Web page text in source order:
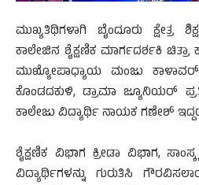
ಮುಖ್ಯತಿಥಿಗಳಾಗಿ ಬೈಂದೂರು ಕ್ಷೇತ್ರ
ಕಾಲೇಜಿನ ಶೈಕ್ಷಣಿಕ ಮಾರ್ಗದರ್ಶಕಿ
ಮುಖ್ಯೋಪಾಧ್ಯಾಯ ಮಂಜು
ಕೊಂಡದಕುಳಿ, ಡ್ರಾಮಾ ಜ್ಯೂನಿಯರ್
ಕಾಲೇಜು ವಿದ್ಯಾರ್ಥಿ ನಾಯಕ ಗಣೇಶ್
ಶೈಕ್ಷಣಿಕ ವಿಭಾಗ ಕ್ರೀಡಾ ವಿಭಾಗ,
ವಿದ್ಯಾರ್ಥಿಗಳನ್ನು ಗುರುತಿಸಿ